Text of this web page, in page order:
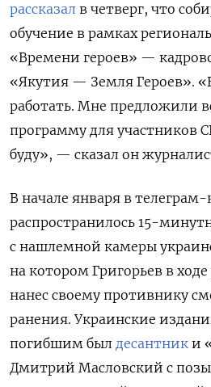
рассказал в четверг, что
обучение в рамках
«Времени героев» —
«Якутия — Земля Героев».
работать. Мне предложили
программу для участников
буду», — сказал он
В начале января в телеграм-
распространилось 15-
с нашлемной камеры
на котором Григорьев в
нанес своему противнику
ранения. Украинские
погибшим был десантник и
Дмитрий Масловский с